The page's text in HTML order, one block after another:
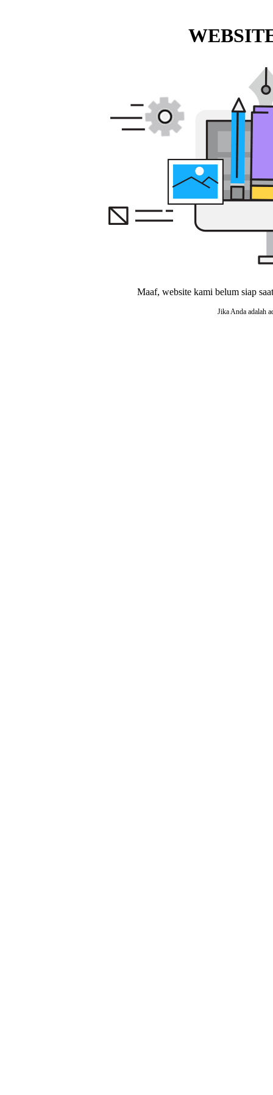
Maaf, website kami belum siap
Jika Anda adalah